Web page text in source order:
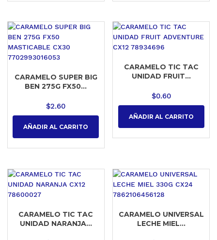
CARAMELO SUPER BIG
BEN 275G FX50...
$2.60
AÑADIR AL CARRITO
CARAMELO TIC TAC
UNIDAD FRUIT...
$0.60
AÑADIR AL CARRITO
CARAMELO TIC TAC
UNIDAD NARANJA...
CARAMELO UNIVERSAL
LECHE MIEL...